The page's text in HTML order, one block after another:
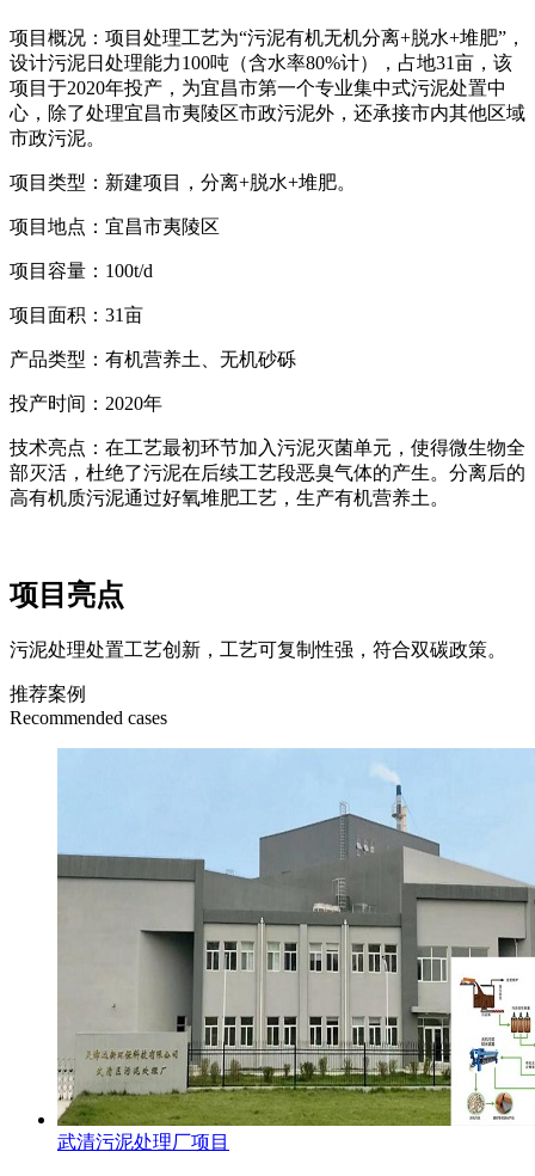
项目概况：项目处理工艺为“污泥有机无机分离+脱水+堆肥”，
设计污泥日处理能力100吨（含水率80%计），占地31亩，该
项目于2020年投产，为宜昌市第一个专业集中式污泥处置中
心，除了处理宜昌市夷陵区市政污泥外，还承接市内其他区域
市政污泥。
项目类型：新建项目，分离+脱水+堆肥。
项目地点：宜昌市夷陵区
项目容量：100t/d
项目面积：31亩
产品类型：有机营养土、无机砂砾
投产时间：2020年
技术亮点：在工艺最初环节加入污泥灭菌单元，使得微生物全
部灭活，杜绝了污泥在后续工艺段恶臭气体的产生。分离后的
高有机质污泥通过好氧堆肥工艺，生产有机营养土。
项目亮点
污泥处理处置工艺创新，工艺可复制性强，符合双碳政策。
推荐案例
Recommended cases
武清污泥处理厂项目